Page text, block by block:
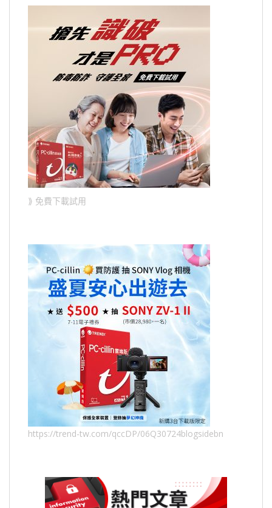
⟫ 免費下載試用
https://trend-tw.com/qccDP/06Q30724blogsidebn